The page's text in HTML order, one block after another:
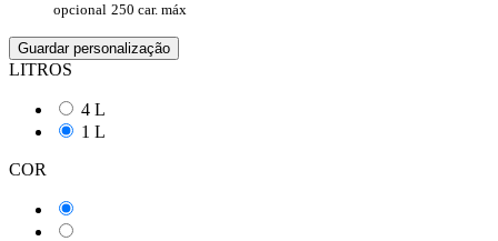
opcional 250 car. máx
Guardar personalização
LITROS
4 L
1 L
COR